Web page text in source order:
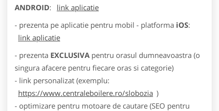
ANDROID:
link aplicatie
- prezenta pe aplicatie pentru mobil - platforma iOS:
link aplicatie
- prezenta EXCLUSIVA pentru orasul dumneavoastra (o
singura afacere pentru fiecare oras si categorie)
- link personalizat (exemplu:
https://www.centraleboilere.ro/slobozia )
- optimizare pentru motoare de cautare (SEO pentru